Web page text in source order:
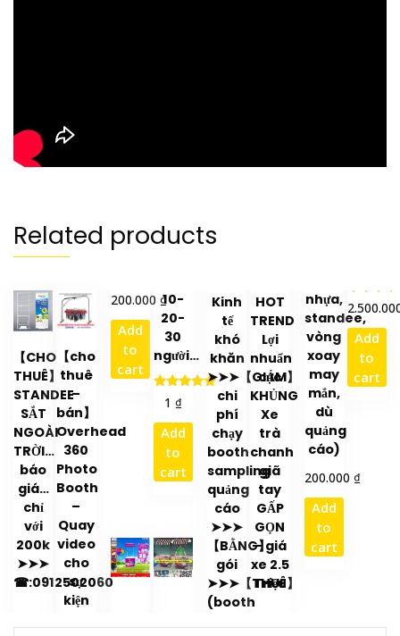
Related products
【CHO
THUÊ】
STANDEE
SẮT
NGOÀI
TRỜI…
báo
giá…
chỉ
với
200k
➤➤➤
☎:0912502060
200.000 ₫
Add
to
cart
【cho
thuê
–
bán】
Overhead
360
Photo
Booth
–
Quay
video
cho
sự
kiện
10-
20-
30
người…
Rated
5.00
out of 5
1 ₫
Add
to
cart
Kinh
tế
khó
khăn
➤➤➤【GIẢM】
chi
phí
chạy
booth
sampling
quảng
cáo
➤➤➤
【BẰNG】
gói
➤➤➤【THUÊ】
(booth
nhựa,
standee,
vòng
xoay
may
mắn,
dù
quảng
cáo)
200.000 ₫
Add
to
cart
HOT
TREND
Lợi
nhuẩn
cực
KHỦNG
Xe
trà
chanh
giã
tay
GẤP
GỌN
– giá
xe 2.5
Triệu
Rated
5.00
out of
Add
to
cart